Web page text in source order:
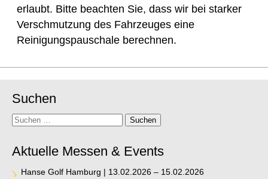
erlaubt. Bitte beachten Sie, dass wir bei starker
Verschmutzung des Fahrzeuges eine
Reinigungspauschale berechnen.
Suchen
Suche Suchen
Aktuelle Messen & Events
Hanse Golf Hamburg | 13.02.2026 – 15.02.2026